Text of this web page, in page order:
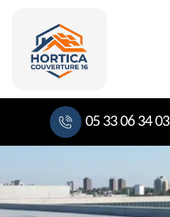
05 33 06 34 03